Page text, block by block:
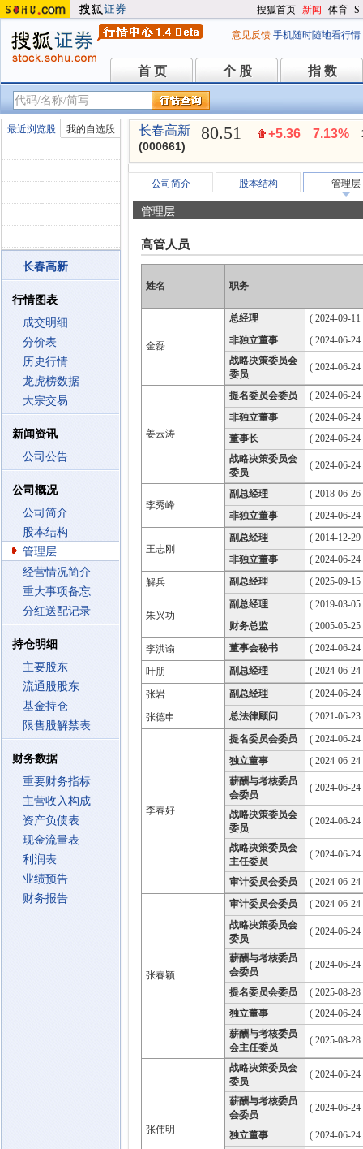
搜狐首页-新闻 -体育-S
意见反馈 手机随时随地看行情
首 页
首 页 个 股
个 股 指 数
指 数
最近浏览股 我的自选股
长春高新
行情图表
成交明细
分价表
历史行情
龙虎榜数据
大宗交易
新闻资讯
公司公告
公司概况
公司简介
股本结构
管理层
经营情况简介
重大事项备忘
分红送配记录
持仓明细
主要股东
流通股股东
基金持仓
限售股解禁表
财务数据
重要财务指标
主营收入构成
资产负债表
现金流量表
利润表
业绩预告
财务报告
长春高新
(000661)
80.51 +5.36 7.13%
公司简介 股本结构 管理层
管理层
高管人员
姓名 职务
金磊
总经理
( 2024-09-
非独立董事
( 2024-06-
战略决策委员会
委员
( 2024-06-
姜云涛
提名委员会委员
( 2024-06-
非独立董事
( 2024-06-
董事长
( 2024-06-
战略决策委员会
委员
( 2024-06-
李秀峰
副总经理
( 2018-06-
非独立董事
( 2024-06-
王志刚
副总经理
( 2014-12-
非独立董事
( 2024-06-
解兵
副总经理 ( 2025-09-
朱兴功
副总经理
( 2019-03-
财务总监
( 2005-05-
李洪谕
董事会秘书 ( 2024-06-
叶朋 副总经理 ( 2024-06-
张岩 副总经理 ( 2024-06-
张德申 总法律顾问 ( 2021-06-
李春好
提名委员会委员
( 2024-06-
独立董事
( 2024-06-
薪酬与考核委员
会委员
( 2024-06-
战略决策委员会
委员
( 2024-06-
战略决策委员会
主任委员
( 2024-06-
审计委员会委员 ( 2024-06-
张春颖
审计委员会委员
( 2024-06-
战略决策委员会
委员
( 2024-06-
薪酬与考核委员
会委员
( 2024-06-
提名委员会委员
( 2025-08-
独立董事
( 2024-06-
薪酬与考核委员
会主任委员
( 2025-08-
张伟明
战略决策委员会
委员
( 2024-06-
薪酬与考核委员
会委员
( 2024-06-
独立董事
( 2024-06-